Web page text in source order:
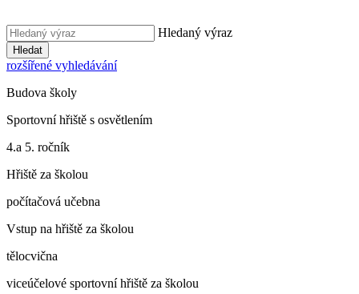
Hledaný výraz
Hledat
rozšířené vyhledávání
Budova školy
Sportovní hřiště s osvětlením
4.a 5. ročník
Hřiště za školou
počítačová učebna
Vstup na hřiště za školou
tělocvična
viceúčelové sportovní hřiště za školou